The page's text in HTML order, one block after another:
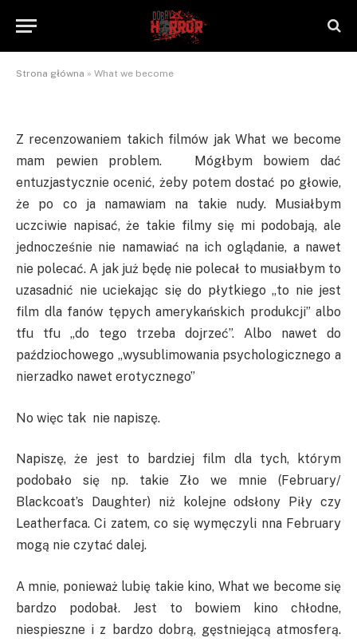
Strona główna » What we become
2018-04-06
Z recenzowaniem takich filmów jak What we become
mam pewien problem. Mógłbym bowiem dać
entuzjastycznie ocenić, żeby potem dostać po głowie,
że po co ja namawiam na takie nudy. Musiałbym
uczciwie napisać, że takie filmy się mi podobają, ale
jednocześnie nie namawiać na ich oglądanie, a nawet
nie polecać. A jak już będę nie polecał to musiałbym to
uzasadnić nie uciekając się do płytkiego „to nie jest
film dla fanów tępych amerykańskich produkcji” albo
tfu tfu „do tego trzeba dojrzeć”. Albo nawet do
paździochowego „wysublimowania psychologicznego a
nierzadko nawet erotycznego”
No więc tak nie napiszę.
Napiszę, że jest to bardziej film dla tych, którym
podobało się np. takie Zło we mnie (February/
Blackcoat’s Daughter) niż kolejne odsłony Piły czy
Leatherfaca. Ci zatem, co się wymęczyli nna February
mogą nie czytać dalej.
A mnie, ponieważ lubię takie kino, What we become się
bardzo podobał. Jest to bowiem kino chłodne,
niespieszne i z bardzo dobrą, gęstniejącą atmosferą.